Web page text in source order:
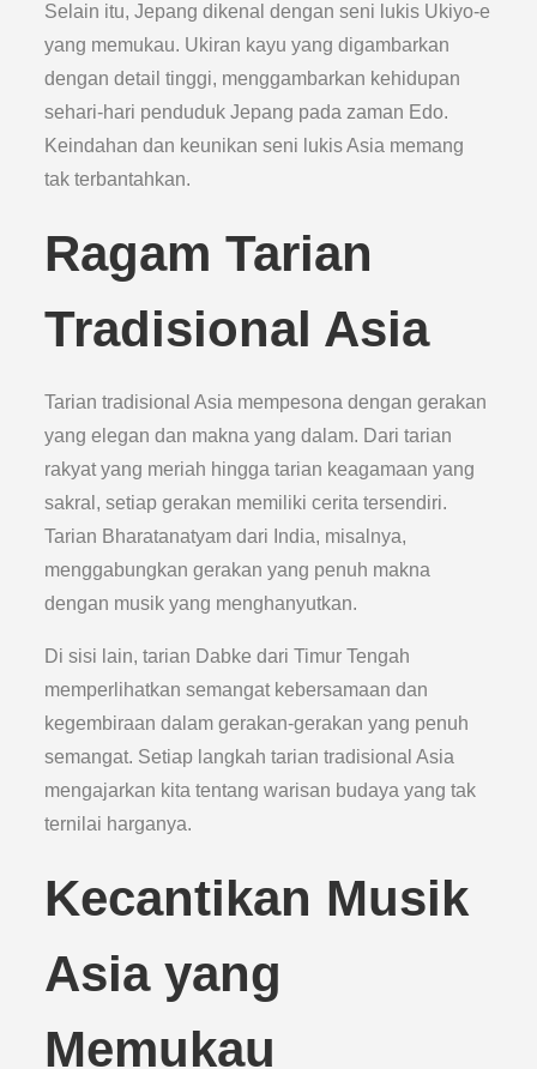
Selain itu, Jepang dikenal dengan seni lukis Ukiyo-e
yang memukau. Ukiran kayu yang digambarkan
dengan detail tinggi, menggambarkan kehidupan
sehari-hari penduduk Jepang pada zaman Edo.
Keindahan dan keunikan seni lukis Asia memang
tak terbantahkan.
Ragam Tarian
Tradisional Asia
Tarian tradisional Asia mempesona dengan gerakan
yang elegan dan makna yang dalam. Dari tarian
rakyat yang meriah hingga tarian keagamaan yang
sakral, setiap gerakan memiliki cerita tersendiri.
Tarian Bharatanatyam dari India, misalnya,
menggabungkan gerakan yang penuh makna
dengan musik yang menghanyutkan.
Di sisi lain, tarian Dabke dari Timur Tengah
memperlihatkan semangat kebersamaan dan
kegembiraan dalam gerakan-gerakan yang penuh
semangat. Setiap langkah tarian tradisional Asia
mengajarkan kita tentang warisan budaya yang tak
ternilai harganya.
Kecantikan Musik
Asia yang
Memukau